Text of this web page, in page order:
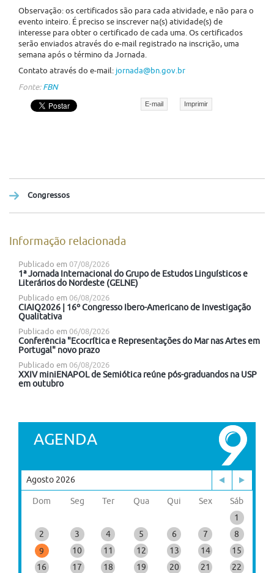
Observação: os certificados são para cada atividade, e não para o
evento inteiro. É preciso se inscrever na(s) atividade(s) de
interesse para obter o certificado de cada uma. Os certificados
serão enviados através do e-mail registrado na inscrição, uma
semana após o término da Jornada.
Contato através do e-mail: jornada@bn.gov.br
Fonte: FBN
E-mail Imprimir
Congressos
Informação relacionada
Publicado em 07/08/2026
1ª Jornada Internacional do Grupo de Estudos Linguísticos e
Literários do Nordeste (GELNE)
Publicado em 06/08/2026
CIAIQ2026 | 16º Congresso Ibero-Americano de Investigação
Qualitativa
Publicado em 06/08/2026
Conferência "Ecocrítica e Representações do Mar nas Artes em
Portugal" novo prazo
Publicado em 06/08/2026
XXIV miniENAPOL de Semiótica reúne pós-graduandos na USP
em outubro
AGENDA
Agosto 2026
Dom Seg Ter Qua Qui Sex
Sáb
1
2
3 4 5 6 7
8
9
10 11 12 13 14
15
16
17 18 19 20 21
22